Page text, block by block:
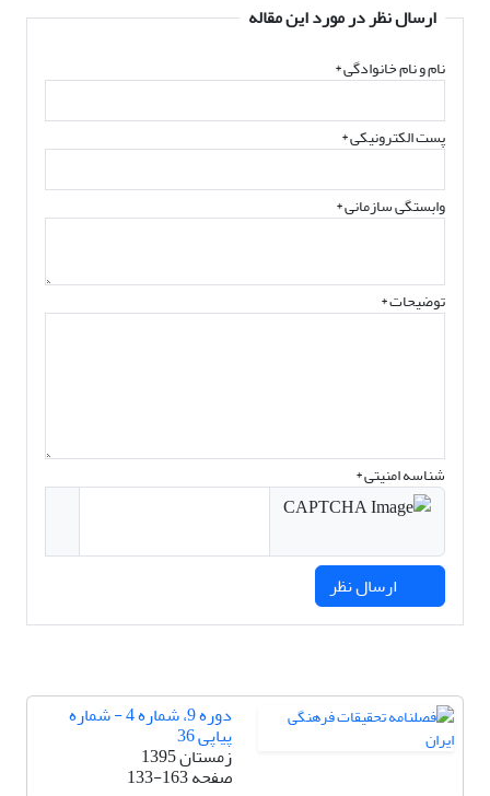
ارسال نظر در مورد این مقاله
نام و نام خانوادگی*
پست الکترونیکی*
وابستگی سازمانی *
توضیحات *
شناسه امنیتی *
دوره 9، شماره 4 - شماره
پیاپی 36
زمستان 1395
صفحه133-163